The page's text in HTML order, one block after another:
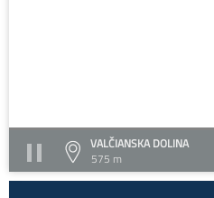
VALČIANSKA DOLINA
575 m